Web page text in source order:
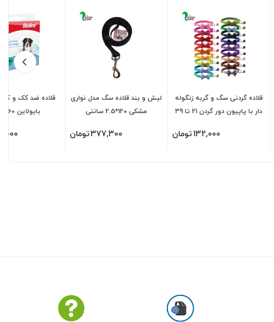
قلاده گردنی سگ و گربه زنگوله
دار با پاپیون دور گردن 21 تا 39
132,000تومان
لیش و بند قلاده سگ مدل نواری
مشکی 120*2.5 سانتی
377,300تومان
قلاده ضد کک و
بایولاین 60 سانتی